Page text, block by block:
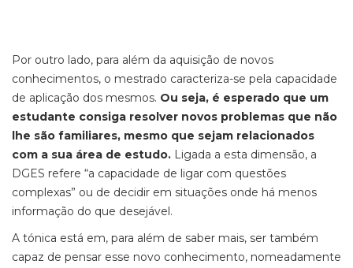
Por outro lado, para além da aquisição de novos
conhecimentos, o mestrado caracteriza-se pela capacidade
de aplicação dos mesmos. Ou seja, é esperado que um
estudante consiga resolver novos problemas que não
lhe são familiares, mesmo que sejam relacionados
com a sua área de estudo. Ligada a esta dimensão, a
DGES refere “a capacidade de ligar com questões
complexas” ou de decidir em situações onde há menos
informação do que desejável.
A tónica está em, para além de saber mais, ser também
capaz de pensar esse novo conhecimento, nomeadamente